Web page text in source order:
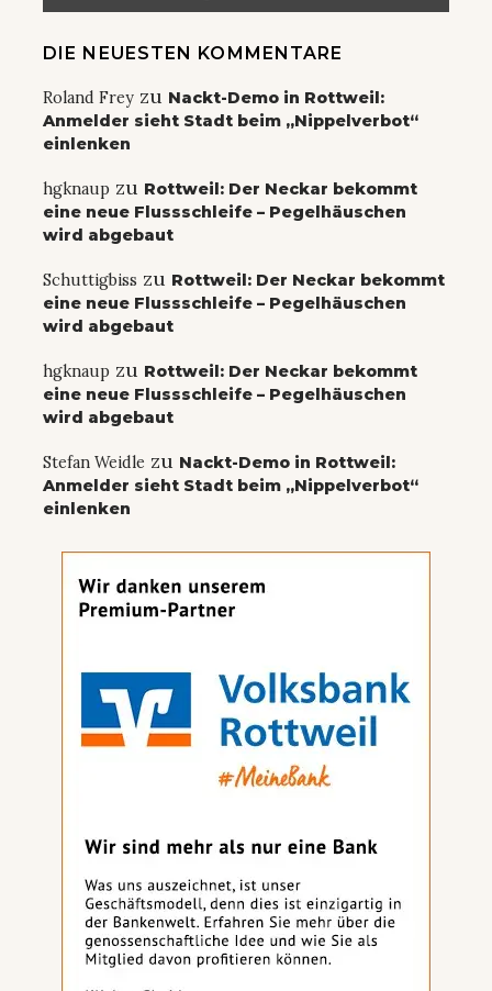
DIE NEUESTEN KOMMENTARE
Roland Frey zu Nackt-Demo in Rottweil:
Anmelder sieht Stadt beim „Nippelverbot“
einlenken
hgknaup zu Rottweil: Der Neckar bekommt
eine neue Flussschleife – Pegelhäuschen
wird abgebaut
Schuttigbiss zu Rottweil: Der Neckar bekommt
eine neue Flussschleife – Pegelhäuschen
wird abgebaut
hgknaup zu Rottweil: Der Neckar bekommt
eine neue Flussschleife – Pegelhäuschen
wird abgebaut
Stefan Weidle zu Nackt-Demo in Rottweil:
Anmelder sieht Stadt beim „Nippelverbot“
einlenken